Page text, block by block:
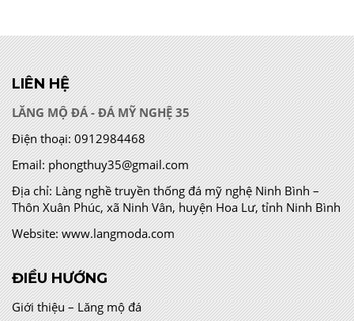
LIÊN HỆ
LĂNG MỘ ĐÁ - ĐÁ MỸ NGHỆ 35
Điện thoại: 0912984468
Email: phongthuy35@gmail.com
Địa chỉ:Làng nghề truyền thống đá mỹ nghệ Ninh Bình –
Thôn Xuân Phúc, xã Ninh Vân, huyện Hoa Lư, tỉnh Ninh Bình
Website: www.langmoda.com
ĐIỀU HƯỚNG
Giới thiệu – Lăng mộ đá